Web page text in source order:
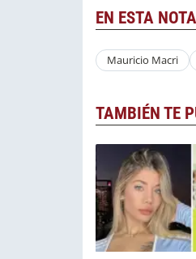
EN ESTA NOTA
Mauricio Macri
TAMBIÉN TE